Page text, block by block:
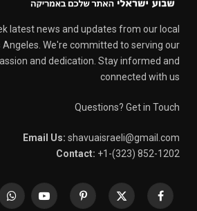
latest news and updates from our local
We're committed to serving our
and dedication. Stay informed and
connected with us
Questions? Get in Touch
Email Us: shavuaisraeli@gmail.com
Contact: +1-(323) 852-1202
Facebook
X
Pinterest
YouTube